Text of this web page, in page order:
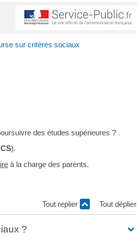
sur critères sociaux
des études supérieures ?
).
à la charge des parents.
Tout replier Tout déplier
?